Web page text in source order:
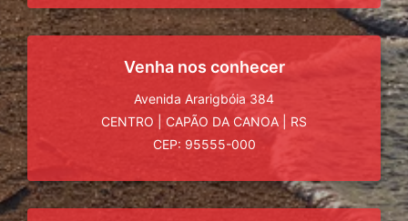
Venha nos conhecer
Avenida Ararigbóia 384
CENTRO
CAPÃO DA CANOA
RS
CEP: 95555-000